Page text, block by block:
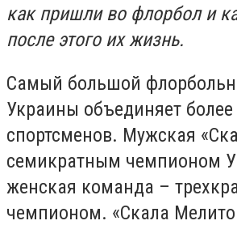
как пришли во флорбол и
после этого их жизнь.
Самый большой
Украины объединяет более
спортсменов. Мужская
семикратным чемпионом
женская команда –
чемпионом. «Скала